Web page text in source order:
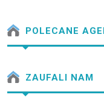
POLECANE
ZAUFALI NAM